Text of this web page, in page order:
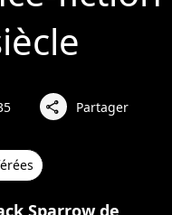
share Partager
Sparrow de